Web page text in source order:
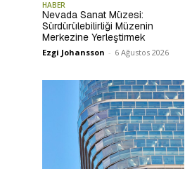
HABER
Nevada Sanat Müzesi:
Sürdürülebilirliği Müzenin
Merkezine Yerleştirmek
Ezgi Johansson - 6 Ağustos 2026